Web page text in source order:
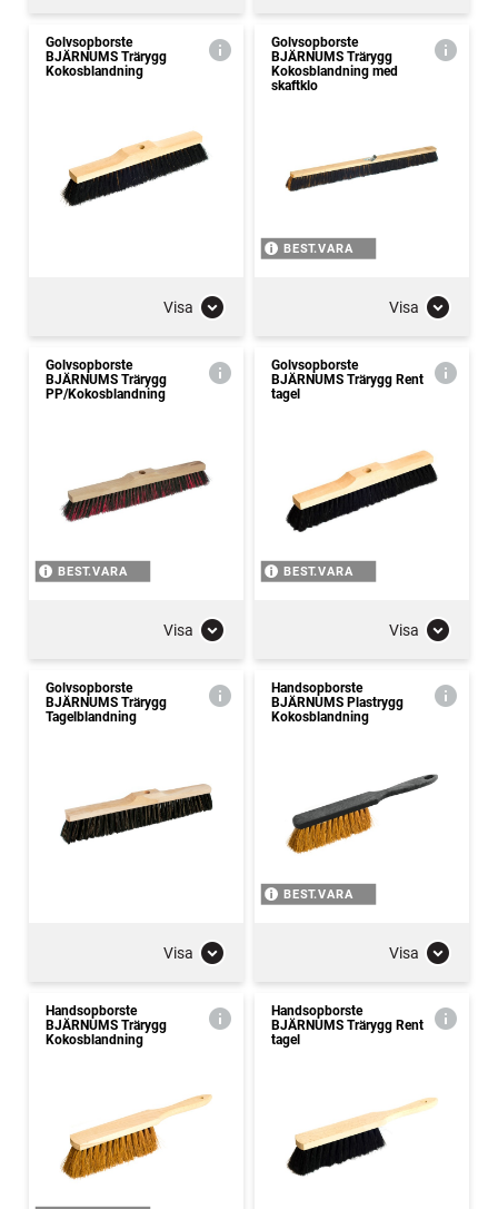
Golvsopborste
BJÄRNUMS Trärygg
Kokosblandning
Visa
Golvsopborste
BJÄRNUMS Trärygg
Kokosblandning med
skaftklo
BEST.VARA
Visa
Golvsopborste
BJÄRNUMS Trärygg
PP/Kokosblandning
BEST.VARA
Visa
Golvsopborste
BJÄRNUMS Trärygg Rent
tagel
BEST.VARA
Visa
Golvsopborste
BJÄRNUMS Trärygg
Tagelblandning
Visa
Handsopborste
BJÄRNUMS Plastrygg
Kokosblandning
BEST.VARA
Visa
Handsopborste
BJÄRNUMS Trärygg
Kokosblandning
Handsopborste
BJÄRNUMS Trärygg Rent
tagel